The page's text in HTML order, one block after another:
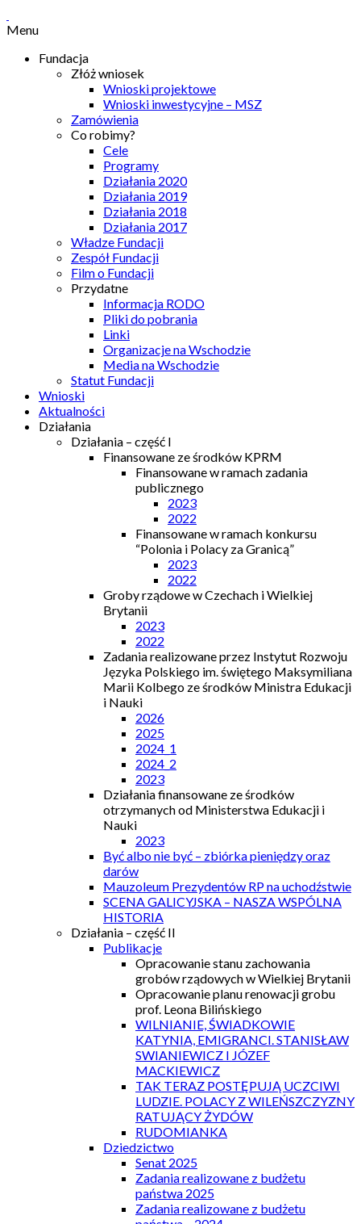
Menu
Fundacja
Złóż wniosek
Wnioski projektowe
Wnioski inwestycyjne – MSZ
Zamówienia
Co robimy?
Cele
Programy
Działania 2020
Działania 2019
Działania 2018
Działania 2017
Władze Fundacji
Zespół Fundacji
Film o Fundacji
Przydatne
Informacja RODO
Pliki do pobrania
Linki
Organizacje na Wschodzie
Media na Wschodzie
Statut Fundacji
Wnioski
Aktualności
Działania
Działania – część I
Finansowane ze środków KPRM
Finansowane w ramach zadania
publicznego
2023
2022
Finansowane w ramach konkursu
“Polonia i Polacy za Granicą”
2023
2022
Groby rządowe w Czechach i Wielkiej
Brytanii
2023
2022
Zadania realizowane przez Instytut Rozwoju
Języka Polskiego im. świętego Maksymiliana
Marii Kolbego ze środków Ministra Edukacji
i Nauki
2026
2025
2024_1
2024_2
2023
Działania finansowane ze środków
otrzymanych od Ministerstwa Edukacji i
Nauki
2023
Być albo nie być – zbiórka pieniędzy oraz
darów
Mauzoleum Prezydentów RP na uchodźstwie
SCENA GALICYJSKA – NASZA WSPÓLNA
HISTORIA
Działania – część II
Publikacje
Opracowanie stanu zachowania
grobów rządowych w Wielkiej Brytanii
Opracowanie planu renowacji grobu
prof. Leona Bilińskiego
WILNIANIE, ŚWIADKOWIE
KATYNIA, EMIGRANCI. STANISŁAW
SWIANIEWICZ I JÓZEF
MACKIEWICZ
TAK TERAZ POSTĘPUJĄ UCZCIWI
LUDZIE. POLACY Z WILEŃSZCZYZNY
RATUJĄCY ŻYDÓW
RUDOMIANKA
Dziedzictwo
Senat 2025
Zadania realizowane z budżetu
państwa 2025
Zadania realizowane z budżetu